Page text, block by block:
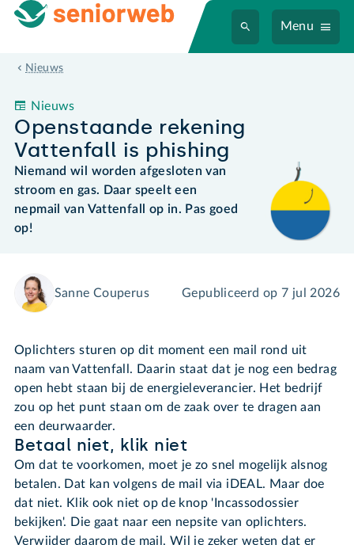
Menu
Nieuws
Openstaande rekening Vattenfall is phishing
Nieuws
Openstaande rekening
Vattenfall is phishing
Niemand wil worden afgesloten van
stroom en gas. Daar speelt een
nepmail van Vattenfall op in. Pas goed
op!
Sanne Couperus Gepubliceerd op 7 jul 2026
Oplichters sturen op dit moment een mail rond uit
naam van Vattenfall. Daarin staat dat je nog een bedrag
open hebt staan bij de energieleverancier. Het bedrijf
zou op het punt staan om de zaak over te dragen aan
een deurwaarder.
Betaal niet, klik niet
Om dat te voorkomen, moet je zo snel mogelijk alsnog
betalen. Dat kan volgens de mail via iDEAL. Maar doe
dat niet. Klik ook niet op de knop 'Incassodossier
bekijken'. Die gaat naar een nepsite van oplichters.
Verwijder daarom de mail. Wil je zeker weten dat er